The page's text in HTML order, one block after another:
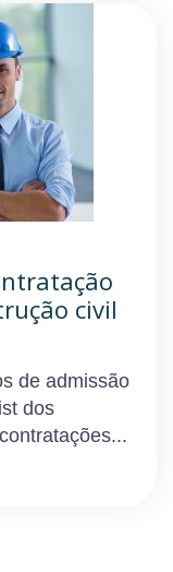
civil
de admissão
dos